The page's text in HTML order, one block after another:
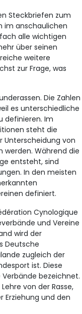
Steckbriefen zum
im anschaulichen
alle wichtigen
über seinen
weitere
zur Frage, was
Die Zahlen
es unterschiedliche
definieren. Im
steht die
Unterscheidung von
werden. Während die
entsteht, sind
In den meisten
definiert.
Cynologique
und Vereine
wird der
Deutsche
zugleich der
ist. Diese
bezeichnet.
von der Rasse,
Erziehung und den